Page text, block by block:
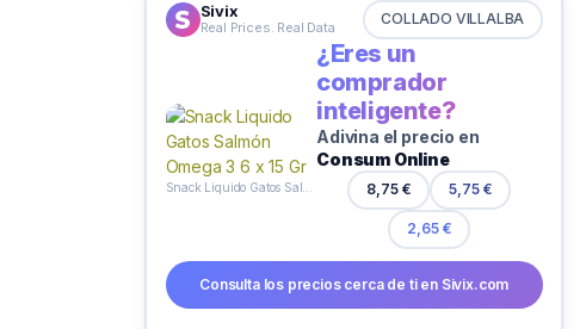
Sivix
Real Prices. Real Data COLLADO VILLALBA
¿Eres un
comprador
inteligente?
Adivina el precio en
Consum Online
8,75 € 5,75 €
2,65 €
Consulta los precios cerca de ti en Sivix.com